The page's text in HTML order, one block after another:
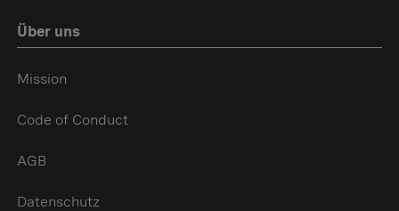
Über uns
Mission
Code of Conduct
AGB
Datenschutz